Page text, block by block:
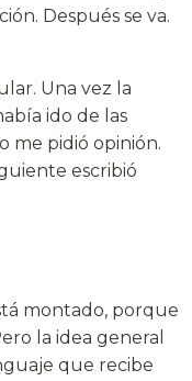
Después se va.
Una vez la
ido de las
me pidió opinión.
escribió
montado, porque
la idea general
que recibe